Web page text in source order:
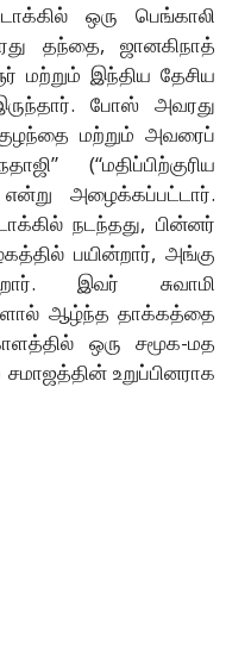
ஒரு பெங்காலி
தந்தை, ஜானகிநாத்
மற்றும் இந்திய தேசிய
போஸ் அவரது
மற்றும் அவரைப்
(“மதிப்பிற்குரிய
அழைக்கப்பட்டார்.
நடந்தது, பின்னர்
பயின்றார், அங்கு
இவர் சுவாமி
ஆழ்ந்த தாக்கத்தை
ஒரு சமூக-மத
உறுப்பினராக